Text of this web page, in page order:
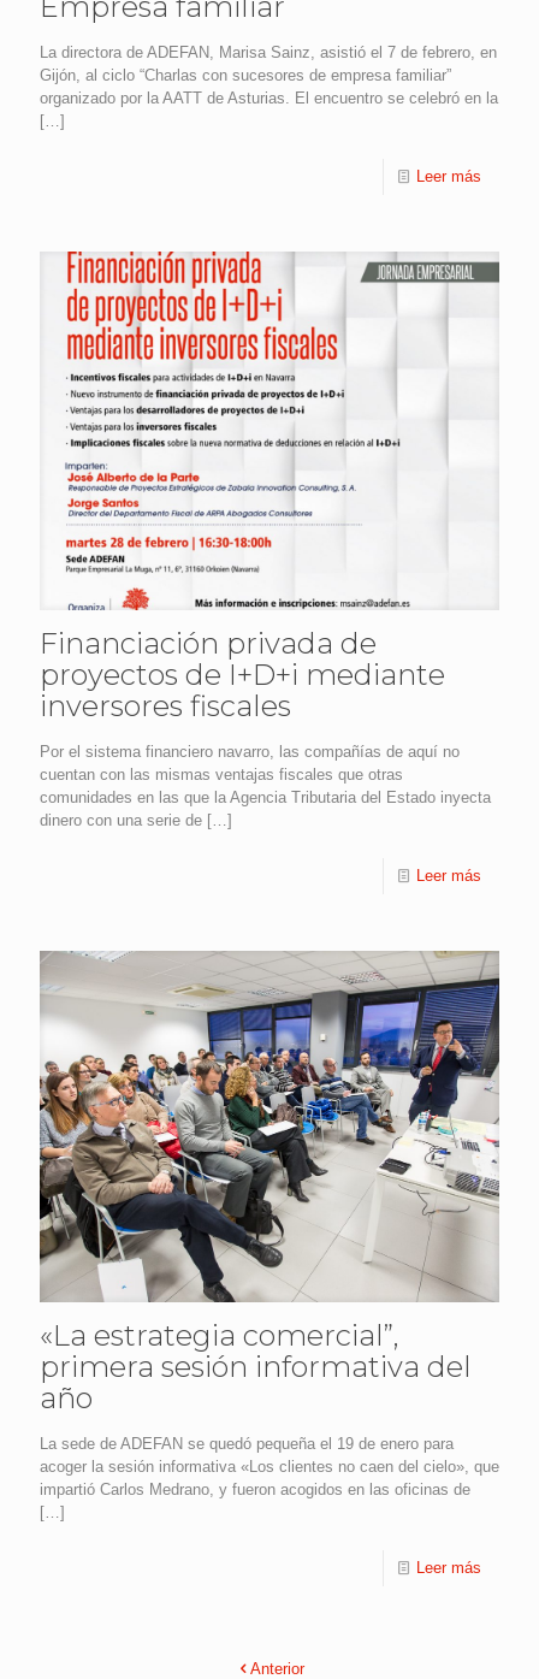
La directora de ADEFAN, Marisa Sainz, asistió el 7 de febrero, en
Gijón, al ciclo “Charlas con sucesores de empresa familiar”
organizado por la AATT de Asturias. El encuentro se celebró en la
[…]
Leer más
Financiación privada de
proyectos de I+D+i mediante
inversores fiscales
Por el sistema financiero navarro, las compañías de aquí no
cuentan con las mismas ventajas fiscales que otras
comunidades en las que la Agencia Tributaria del Estado inyecta
dinero con una serie de […]
Leer más
«La estrategia comercial”,
primera sesión informativa del
año
La sede de ADEFAN se quedó pequeña el 19 de enero para
acoger la sesión informativa «Los clientes no caen del cielo», que
impartió Carlos Medrano, y fueron acogidos en las oficinas de
[…]
Leer más
Anterior